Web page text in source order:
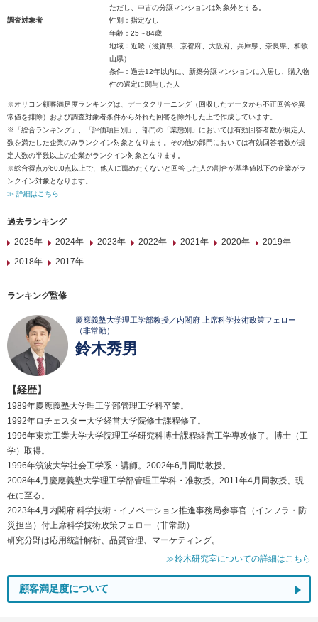
ただし、中古の分譲マンションは対象外とする。
調査対象者
性別：指定なし
年齢：25～84歳
地域：近畿（滋賀県、京都府、大阪府、兵庫県、奈良県、和歌
山県）
条件：過去12年以内に、新築分譲マンションに入居し、購入物
件の選定に関与した人
※オリコン顧客満足度ランキングは、データクリーニング（回収したデータから不正回答や異
常値を排除）および調査対象者条件から外れた回答を除外した上で作成しています。
※「総合ランキング」、「評価項目別」、部門の「業態別」においては有効回答者数が規定人
数を満たした企業のみランクイン対象となります。その他の部門においては有効回答者数が規
定人数の半数以上の企業がランクイン対象となります。
※総合得点が60.0点以上で、他人に薦めたくないと回答した人の割合が基準値以下の企業がラ
ンクイン対象となります。
≫ 詳細はこちら
過去ランキング
2025年
2024年 2023年 2022年 2021年 2020年
2019年
2018年
2017年
ランキング監修
慶應義塾大学理工学部教授／内閣府 上席科学技術政策フェロー
（非常勤）
鈴木秀男
【経歴】
1989年慶應義塾大学理工学部管理工学科卒業。
1992年ロチェスター大学経営大学院修士課程修了。
1996年東京工業大学大学院理工学研究科博士課程経営工学専攻修了。博士（工
学）取得。
1996年筑波大学社会工学系・講師。2002年6月同助教授。
2008年4月慶應義塾大学理工学部管理工学科・准教授。2011年4月同教授、現
在に至る。
2023年4月内閣府 科学技術・イノベーション推進事務局参事官（インフラ・防
災担当）付上席科学技術政策フェロー（非常勤）
研究分野は応用統計解析、品質管理、マーケティング。
≫鈴木研究室についての詳細はこちら
顧客満足度について